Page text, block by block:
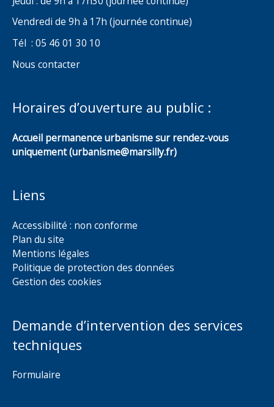
Vendredi de 9h à 17h (journée continue)
Tél : 05 46 01 30 10
Nous contacter
Horaires d’ouverture au public :
Accueil permanence urbanisme sur rendez-vous
uniquement (urbanisme@marsilly.fr)
Liens
Accessibilité : non conforme
Plan du site
Mentions légales
Politique de protection des données
Gestion des cookies
Demande d’intervention des services
techniques
Formulaire